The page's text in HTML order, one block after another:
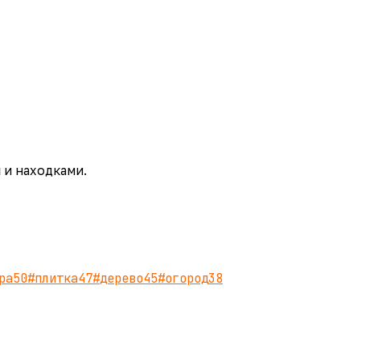
находками.
50#плитка47#дерево45#огород38